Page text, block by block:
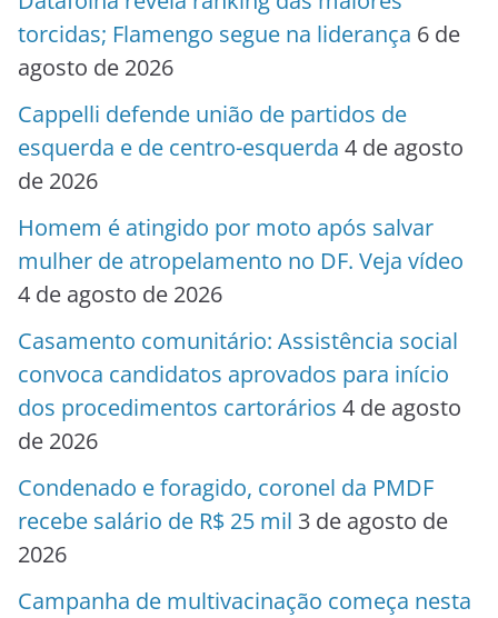
torcidas; Flamengo segue na liderança 6 de
agosto de 2026
Cappelli defende união de partidos de
esquerda e de centro-esquerda 4 de agosto
de 2026
Homem é atingido por moto após salvar
mulher de atropelamento no DF. Veja vídeo
4 de agosto de 2026
Casamento comunitário: Assistência social
convoca candidatos aprovados para início
dos procedimentos cartorários 4 de agosto
de 2026
Condenado e foragido, coronel da PMDF
recebe salário de R$ 25 mil 3 de agosto de
2026
Campanha de multivacinação começa nesta